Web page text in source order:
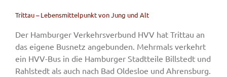
Trittau – Lebensmittelpunkt von Jung und Alt
Der Hamburger Verkehrsverbund HVV hat Trittau an
das eigene Busnetz angebunden. Mehrmals verkehrt
ein HVV-Bus in die Hamburger Stadtteile Billstedt und
Rahlstedt als auch nach Bad Oldesloe und Ahrensburg.